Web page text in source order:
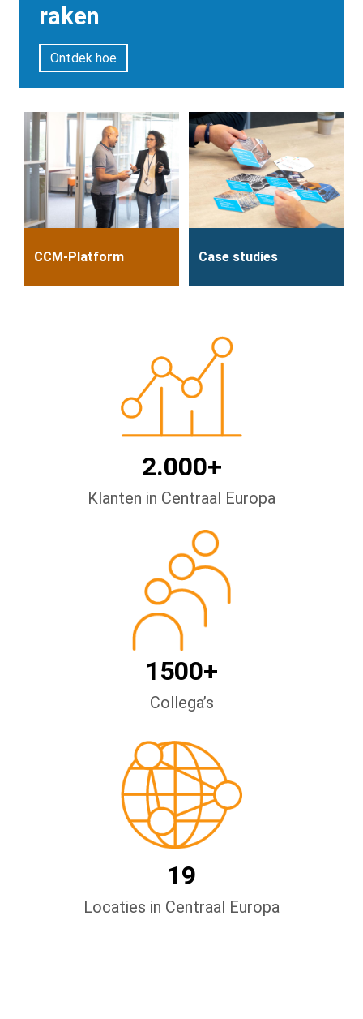
raken
Ontdek hoe
CCM-Platform Case studies
HeadingOne sentence only
No intro
2.000+
Klanten in Centraal Europa
1500+
Collega’s
19
Locaties in Centraal Europa